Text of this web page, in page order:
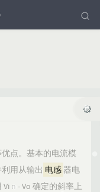
点。基本的电流模
用从输出 电感器电
n - Vo 确定的斜率上